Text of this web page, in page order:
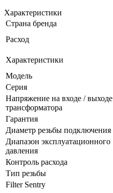
Характеристики
Страна бренда
Расход
Характеристики
Модель
Серия
Напряжение на входе / выходе
трансформатора
Гарантия
Диаметр резьбы подключения
Диапазон эксплуатационного
давления
Контроль расхода
Тип резьбы
Filter Sentry